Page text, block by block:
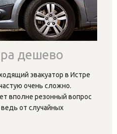
дешево
эвакуатор в Истре
очень сложно.
вполне резонный вопрос
от случайных